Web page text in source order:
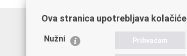
Važne poveznice
Ministarstvo unutarnjih poslova
Ova stranica upotrebljava kolačiće
Nužni Prihvaćam